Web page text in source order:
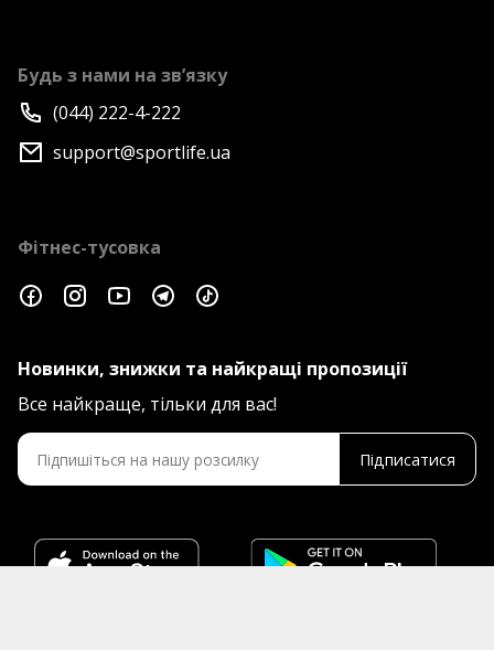
Будь з нами на зв’язку
(044) 222-4-222
support@sportlife.ua
Фітнес-тусовка
Новинки, знижки та найкращі пропозиції
Все найкраще, тільки для вас!
Підписатися